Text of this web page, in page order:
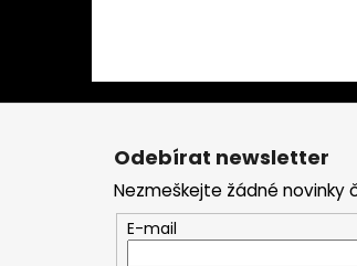
Z
Odebírat newsletter
Nezmeškejte žádné novinky
E-mail